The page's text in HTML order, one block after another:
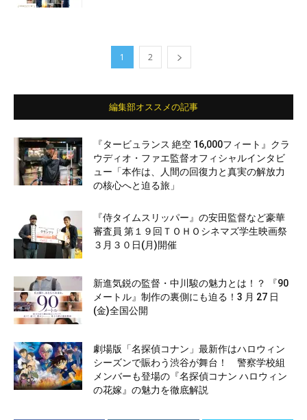
1 2
編集部オススメの記事
『タービュランス 絶空 16,000フィート』クラ
ウディオ・ファエ監督オフィシャルインタビ
ュー「本作は、人間の回復力と真実の解放力
の核心へと迫る旅」
『侍タイムスリッパー』の安田監督など豪華
審査員 第１９回ＴＯＨＯシネマズ学生映画祭
３月３０日(月)開催
新進気鋭の監督・中川駿の魅力とは！？ 『90
メートル』制作の裏側にも迫る！3 月 27 日
(金)全国公開
劇場版「名探偵コナン」最新作はハロウィン
シーズンで賑わう渋谷が舞台！ 警察学校組
メンバーも登場の『名探偵コナン ハロウィン
の花嫁』の魅力を徹底解説